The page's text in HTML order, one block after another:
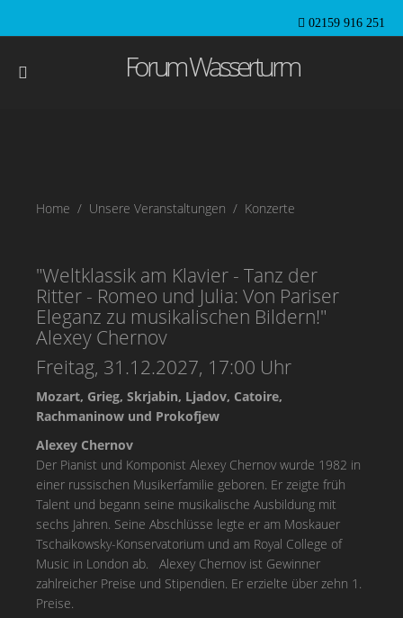
02159 916 251
Forum Wasserturm
Home Unsere Veranstaltungen Konzerte
"Weltklassik am Klavier - Tanz der
Ritter - Romeo und Julia: Von Pariser
Eleganz zu musikalischen Bildern!"
Alexey Chernov
Freitag, 31.12.2027, 17:00 Uhr
Mozart, Grieg, Skrjabin, Ljadov, Catoire,
Rachmaninow und Prokofjew
Alexey Chernov
Der Pianist und Komponist Alexey Chernov wurde 1982 in
einer russischen Musikerfamilie geboren. Er zeigte früh
Talent und begann seine musikalische Ausbildung mit
sechs Jahren. Seine Abschlüsse legte er am Moskauer
Tschaikowsky-Konservatorium und am Royal College of
Music in London ab. Alexey Chernov ist Gewinner
zahlreicher Preise und Stipendien. Er erzielte über zehn 1.
Preise.